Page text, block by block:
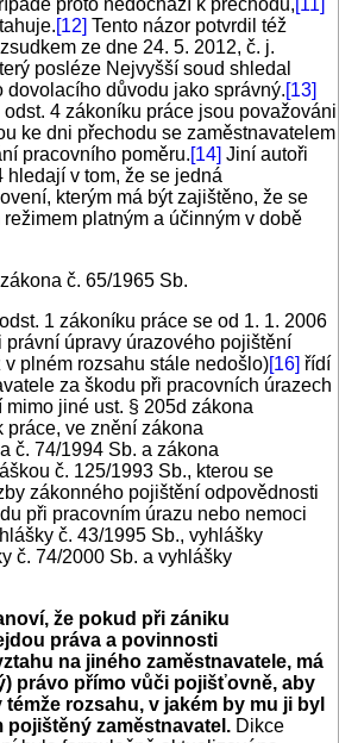
proto nedochází k přechodu,[11]
[12] Tento názor potvrdil též
ze dne 24. 5. 2012, č. j.
posléze Nejvyšší soud shledal
důvodu jako správný.[13]
4 zákoníku práce jsou považováni
ke dni přechodu se zaměstnavatelem
pracovního poměru.[14] Jiní autoři
hledají v tom, že se jedná
kterým má být zajištěno, že se
platným a účinným v době
č. 65/1965 Sb.
1 zákoníku práce se od 1. 1. 2006
úpravy úrazového pojištění
plném rozsahu stále nedošlo)[16] řídí
za škodu při pracovních úrazech
jiné ust. § 205d zákona
práce, ve znění zákona
č. 74/1994 Sb. a zákona
č. 125/1993 Sb., kterou se
zákonného pojištění odpovědnosti
při pracovním úrazu nebo nemoci
č. 43/1995 Sb., vyhlášky
č. 74/2000 Sb. a vyhlášky
že pokud při zániku
práva a povinnosti
na jiného zaměstnavatele, má
právo přímo vůči pojišťovně, aby
rozsahu, v jakém by mu ji byl
pojištěný zaměstnavatel. Dikce